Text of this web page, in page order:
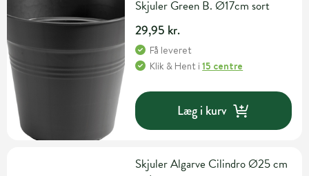
Skjuler Green B. Ø17cm sort
29,95 kr.
Få leveret
Klik & Hent i15 centre
Læg i kurv
Skjuler Algarve Cilindro Ø25 cm